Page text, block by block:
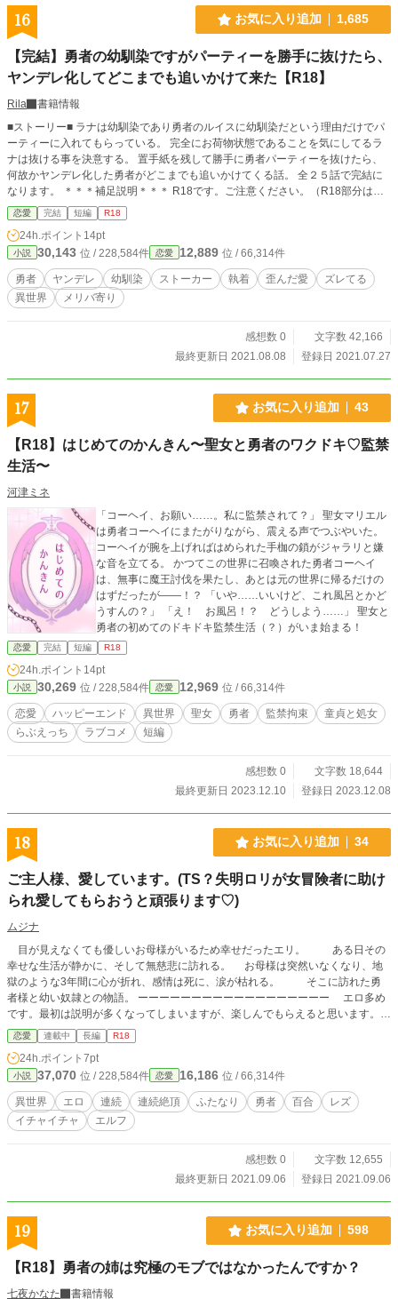
16 お気に入り追加 1,685
【完結】勇者の幼馴染ですがパーティーを勝手に抜けたら、
ヤンデレ化してどこまでも追いかけて来た【R18】
Rila
書籍情報
■ストーリー■ ラナは幼馴染であり勇者のルイスに幼馴染だという理由だけでパ
ーティーに入れてもらっている。 完全にお荷物状態であることを気にしてるラ
ナは抜ける事を決意する。 置手紙を残して勝手に勇者パーティーを抜けたら、
何故かヤンデレ化した勇者がどこまでも追いかけてくる話。 全２５話で完結に
なります。 ＊＊＊補足説明＊＊＊ R18です。ご注意ください。（R18部分は※
をつけてます） 基本的に前戯～本番※ キスのみにはつけてません。 2021.08.
08 完結しました。 最後まで読んでくださった方々ありがとうございました！ ＊
ムーンライトノベルさんの方での掲載も始めました＊
恋愛 完結 短編 R18
24h.ポイント 14pt
小説 30,143 位 / 228,584件 恋愛 12,889 位 / 66,314件
勇者 ヤンデレ 幼馴染 ストーカー 執着 歪んだ愛
ズレてる
異世界
メリバ寄り
感想数 0
文字数 42,166
最終更新日 2021.08.08
登録日 2021.07.27
17 お気に入り追加 43
【R18】はじめてのかんきん〜聖女と勇者のワクドキ♡監禁
生活〜
河津ミネ
「コーヘイ、お願い……。私に監禁されて？」 聖女マリエル
は勇者コーヘイにまたがりながら、震える声でつぶやいた。
コーヘイが腕を上げればはめられた手枷の鎖がジャラリと嫌
な音を立てる。 かつてこの世界に召喚された勇者コーヘイ
は、無事に魔王討伐を果たし、あとは元の世界に帰るだけの
はずだったが――！？ 「いや……いいけど、これ風呂とかど
うすんの？」 「え！ お風呂！？ どうしよう……」 聖女と
勇者の初めてのドキドキ監禁生活（？）がいま始まる！
恋愛 完結 短編 R18
24h.ポイント 14pt
小説 30,269 位 / 228,584件 恋愛 12,969 位 / 66,314件
恋愛 ハッピーエンド 異世界 聖女 勇者 監禁拘束
童貞と処女
らぶえっち
ラブコメ 短編
感想数 0
文字数 18,644
最終更新日 2023.12.10
登録日 2023.12.08
18 お気に入り追加 34
ご主人様、愛しています。(TS？失明ロリが女冒険者に助け
られ愛してもらおうと頑張ります♡)
ムジナ
目が見えなくても優しいお母様がいるため幸せだったエリ。 ある日その
幸せな生活が静かに、そして無慈悲に訪れる。 お母様は突然いなくなり、地
獄のような3年間に心が折れ、感情は死に、涙が枯れる。 そこに訪れた勇
者様と幼い奴隷との物語。 ーーーーーーーーーーーーーーーーーー エロ多め
です。最初は説明が多くなってしまいますが、楽しんでもらえると思います。
ノクターンから来ました。 ーーーーーーーーーーーーーーーーーー 登場人物
エリ TS？っ子 身長130センチ 金髪のエルフっ子 体は少し細め 髪型はかみを
左右から少しとってよこにまとめた感じ (最初のみ) アリス・アルフォート ヒ
ューマンの冒険者 魔術を得意としている。 赤色の髪 家では髪をおろし、外
出時はポニーテールにしている。かみはエリより少し長い。 身長165センチ レ
イ・エリオット 青みがかった銀髪のヒューマン。剣術を得意としていて、生活
に関する魔術なら使える。料理はかなり得意で食べることも好き。 ポニーテー
さいため、エリとは親しく接している。胸はエリより大きい。魔力量が多く、生
ーーーーーーーー
恋愛 連載中 長編 R18
24h.ポイント 7pt
小説 37,070 位 / 228,584件 恋愛 16,186 位 / 66,314件
異世界 エロ 連続 連続絶頂 ふたなり 勇者 百合
レズ
イチャイチャ
エルフ
感想数 0
文字数 12,655
最終更新日 2021.09.06
登録日 2021.09.06
19 お気に入り追加 598
【R18】勇者の姉は究極のモブではなかったんですか？
七夜かなた
書籍情報